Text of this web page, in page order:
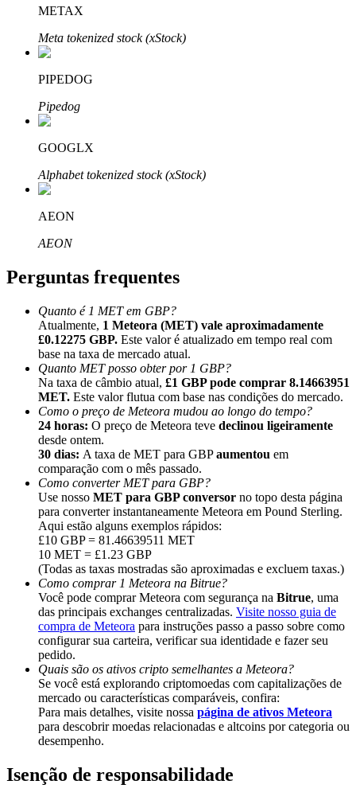
Parceiros Bitrue
Indicação
Convide um amigo para receber recompensas em dinheiro
BTC Welcome Rewards
BTC Welcome Rewards
Deposit & Trade BTC to Share 25000 USDT prize pool!
Deposit CASHCAT & Win
Share 500000 CASHCAT prize pool
METAX
Meta tokenized stock (xStock)
PIPEDOG
Pipedog
GOOGLX
Alphabet tokenized stock (xStock)
AEON
AEON
Perguntas frequentes
Quanto é 1 MET em GBP?
Atualmente, 1 Meteora (MET) vale aproximadamente
£0.12275 GBP. Este valor é atualizado em tempo real com
base na taxa de mercado atual.
Quanto MET posso obter por 1 GBP?
Na taxa de câmbio atual, £1 GBP pode comprar 8.14663951
MET. Este valor flutua com base nas condições do mercado.
Como o preço de Meteora mudou ao longo do tempo?
24 horas: O preço de Meteora teve declinou ligeiramente
desde ontem.
30 dias: A taxa de MET para GBPaumentou em
comparação com o mês passado.
Como converter MET para GBP?
Use nosso MET para GBP conversor no topo desta página
para converter instantaneamente Meteora em Pound Sterling.
Aqui estão alguns exemplos rápidos:
£10 GBP = 81.46639511 MET
10 MET = £1.23 GBP
(Todas as taxas mostradas são aproximadas e excluem taxas.)
Como comprar 1 Meteora na Bitrue?
Você pode comprar Meteora com segurança na Bitrue, uma
das principais exchanges centralizadas. Visite nosso guia de
compra de Meteora para instruções passo a passo sobre como
configurar sua carteira, verificar sua identidade e fazer seu
pedido.
Quais são os ativos cripto semelhantes a Meteora?
Se você está explorando criptomoedas com capitalizações de
mercado ou características comparáveis, confira:
Para mais detalhes, visite nossa página de ativos Meteora
para descobrir moedas relacionadas e altcoins por categoria ou
desempenho.
Isenção de responsabilidade